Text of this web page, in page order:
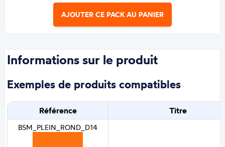
AJOUTER CE PACK AU PANIER
Informations sur le produit
Exemples de produits compatibles
Référence Titre
BSM_PLEIN_ROND_D14